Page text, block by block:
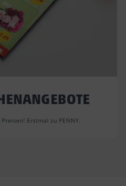
Erstmal zu PENNY.